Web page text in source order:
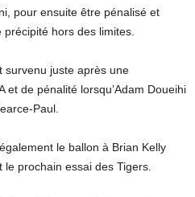
pour ensuite être pénalisé et
hors des limites.
survenu juste après une
et de pénalité lorsqu’Adam Doueihi
Paul.
le ballon à Brian Kelly
le prochain essai des Tigers.